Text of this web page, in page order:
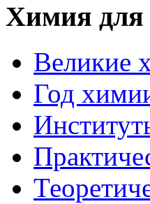
Химия для
Великие
Год